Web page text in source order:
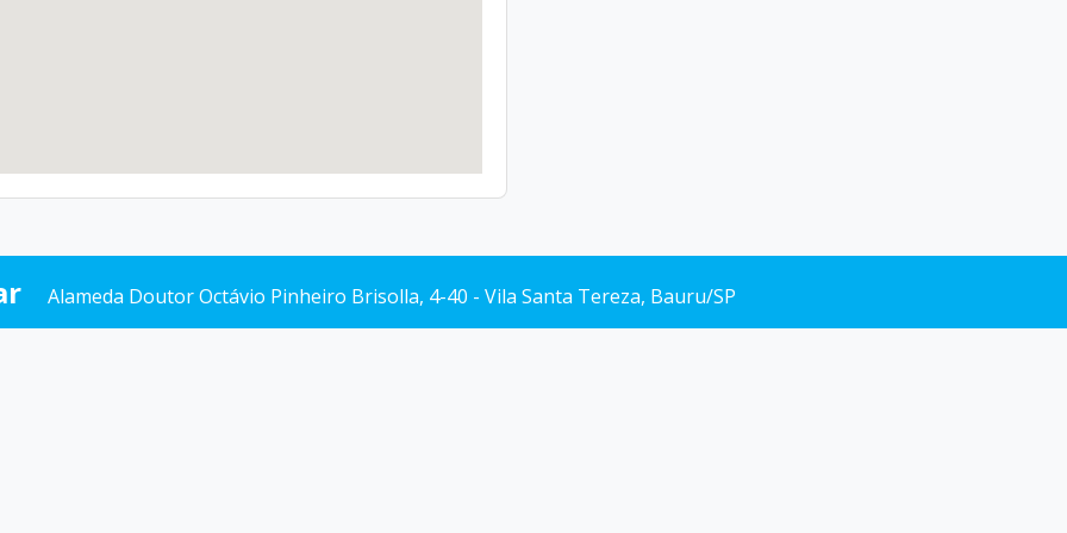
Alameda Doutor Octávio Pinheiro Brisolla, 4-40 - Vila Santa Tereza, Bauru/SP